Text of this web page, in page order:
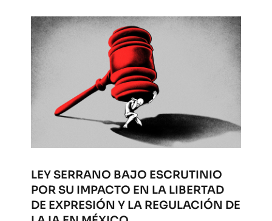
LEY SERRANO BAJO ESCRUTINIO
POR SU IMPACTO EN LA LIBERTAD
DE EXPRESIÓN Y LA REGULACIÓN DE